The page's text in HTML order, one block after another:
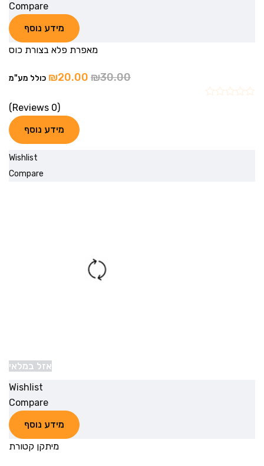
Compare
מידע נוסף
מאפרת פלא בצורת כוס
₪30.00
₪20.00 כולל מע"מ
(0 Reviews)
מידע נוסף
Wishlist
Compare
אזל במלאי
Wishlist
Compare
מידע נוסף
מיתקן קטורת